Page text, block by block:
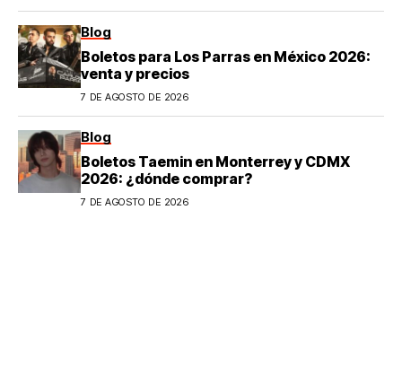
Blog
Boletos para Los Parras en México 2026:
venta y precios
7 DE AGOSTO DE 2026
Blog
Boletos Taemin en Monterrey y CDMX
2026: ¿dónde comprar?
7 DE AGOSTO DE 2026